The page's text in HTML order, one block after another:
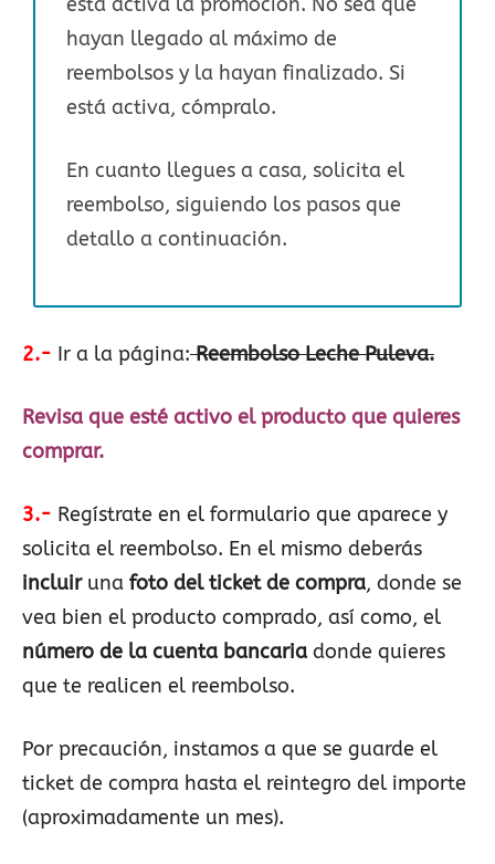
hayan llegado al máximo de
reembolsos y la hayan finalizado. Si
está activa, cómpralo.
En cuanto llegues a casa, solicita el
reembolso, siguiendo los pasos que
detallo a continuación.
2.- Ir a la página: Reembolso Leche Puleva.
Revisa que esté activo el producto que quieres
comprar.
3.- Regístrate en el formulario que aparece y
solicita el reembolso. En el mismo deberás
incluiruna foto del ticket de compra, donde se
vea bien el producto comprado, así como, el
número de la cuenta bancaria donde quieres
que te realicen el reembolso.
Por precaución, instamos a que se guarde el
ticket de compra hasta el reintegro del importe
(aproximadamente un mes).